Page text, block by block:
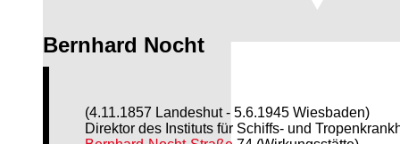
Bernhard Nocht
(4.11.1857 Landeshut - 5.6.1945 Wiesbaden)
Direktor des Instituts für Schiffs- und